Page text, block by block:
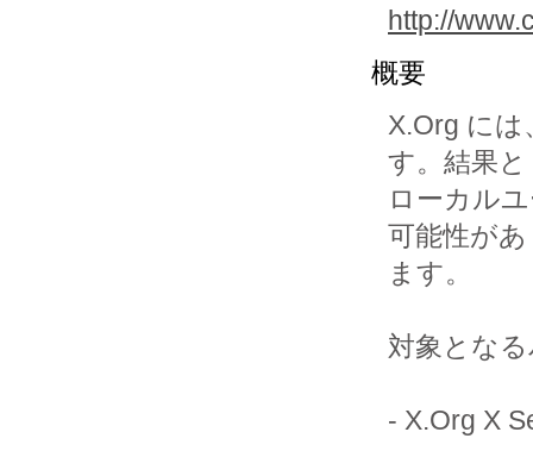
http://
概要
X.Org に
す。結果
ローカル
可能性が
ます。
対象とな
- X.Org X